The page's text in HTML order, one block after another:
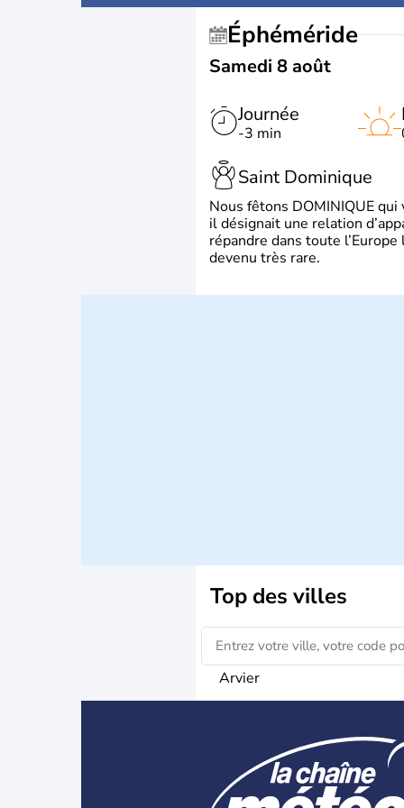
Éphéméride
Samedi 8 août
Journée
-3 min
Saint Dominique
Nous fêtons DOMINIQUE
il désignait une relation
répandre dans toute
devenu très rare.
Top des villes
Arvier